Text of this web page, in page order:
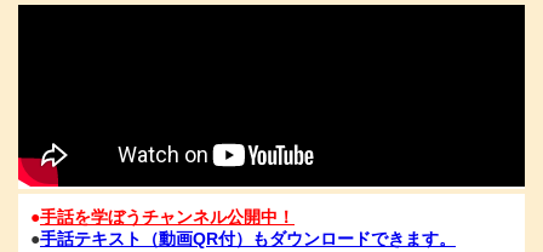
R８年度の手話通訳者養成講座・要約筆記者養成講座の案内をアップ
2026.03.03
2025（令和7）年度手話通訳者全国統一試験合格発表
2026.01.06
1/6（火）11：00時点 電話が復旧いたしました。FAXも、電話開通
の時点から、受信が可能となっております。ご心配な方は、FAXを
●手話を学ぼうチャンネル公開中！
●手話テキスト（動画QR付）もダウンロードできます。